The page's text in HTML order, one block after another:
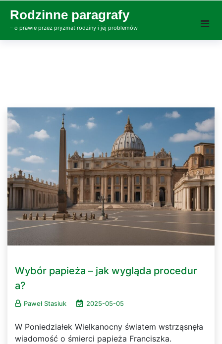
content
Rodzinne paragrafy
– o prawie przez pryzmat rodziny i jej problemów
Wybór papieża – jak wygląda procedur
a?
Paweł Stasiuk 2025-05-05
W Poniedziałek Wielkanocny światem wstrząsnęła
wiadomość o śmierci papieża Franciszka.